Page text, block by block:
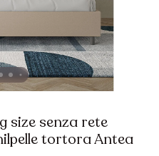
size senza rete
tortora Antea